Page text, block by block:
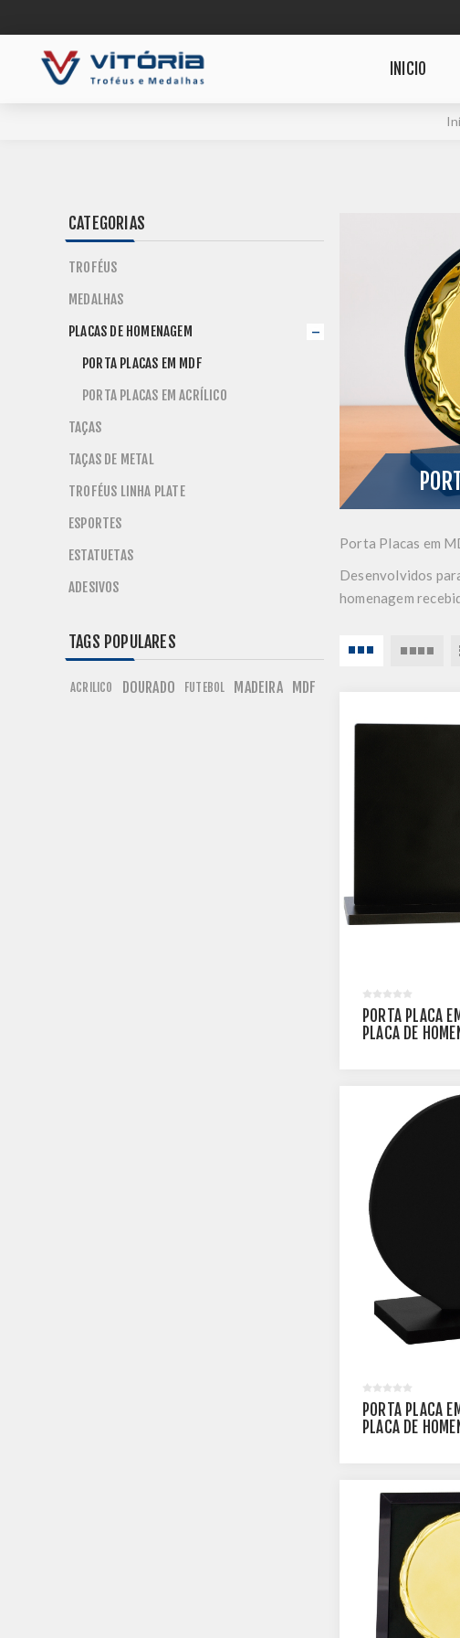
INICIO
Porta Placas em
Desenvolvidos
homenagem
PORTA PLACA
PLACA DE
PORTA PLACA
PLACA DE
CATEGORIAS
TROFÉUS
MEDALHAS
PLACAS DE HOMENAGEM
PORTA PLACAS EM MDF
PORTA PLACAS EM ACRÍLICO
TAÇAS
TAÇAS DE METAL
TROFÉUS LINHA PLATE
ESPORTES
ESTATUETAS
ADESIVOS
TAGS POPULARES
ACRILICO DOURADO FUTEBOL MADEIRA MDF